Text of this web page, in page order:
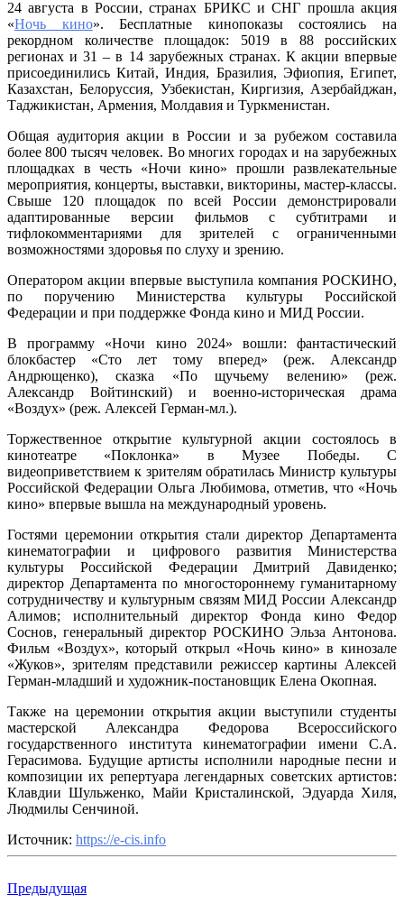
прошла
на
более
чем
5
тысячах
СНГ
и
БРИКС
24 августа в России, странах БРИКС и СНГ прошла акция
«Ночь кино». Бесплатные кинопоказы состоялись на
рекордном количестве площадок: 5019 в 88 российских
регионах и 31 – в 14 зарубежных странах. К акции впервые
присоединились Китай, Индия, Бразилия, Эфиопия, Египет,
Казахстан, Белоруссия, Узбекистан, Киргизия, Азербайджан,
Таджикистан, Армения, Молдавия и Туркменистан.
Общая аудитория акции в России и за рубежом составила
более 800 тысяч человек. Во многих городах и на зарубежных
площадках в честь «Ночи кино» прошли развлекательные
мероприятия, концерты, выставки, викторины, мастер-классы.
Свыше 120 площадок по всей России демонстрировали
адаптированные версии фильмов с субтитрами и
тифлокомментариями для зрителей с ограниченными
возможностями здоровья по слуху и зрению.
Оператором акции впервые выступила компания РОСКИНО,
по поручению Министерства культуры Российской
Федерации и при поддержке Фонда кино и МИД России.
В программу «Ночи кино 2024» вошли: фантастический
блокбастер «Сто лет тому вперед» (реж. Александр
Андрющенко), сказка «По щучьему велению» (реж.
Александр Войтинский) и военно-историческая драма
«Воздух» (реж. Алексей Герман-мл.).
Торжественное открытие культурной акции состоялось в
кинотеатре «Поклонка» в Музее Победы. С
видеоприветствием к зрителям обратилась Министр культуры
Российской Федерации Ольга Любимова, отметив, что «Ночь
кино» впервые вышла на международный уровень.
Гостями церемонии открытия стали директор Департамента
кинематографии и цифрового развития Министерства
культуры Российской Федерации Дмитрий Давиденко;
директор Департамента по многостороннему гуманитарному
сотрудничеству и культурным связям МИД России Александр
Алимов; исполнительный директор Фонда кино Федор
Соснов, генеральный директор РОСКИНО Эльза Антонова.
Фильм «Воздух», который открыл «Ночь кино» в кинозале
«Жуков», зрителям представили режиссер картины Алексей
Герман-младший и художник-постановщик Елена Окопная.
Также на церемонии открытия акции выступили студенты
мастерской Александра Федорова Всероссийского
государственного института кинематографии имени С.А.
Герасимова. Будущие артисты исполнили народные песни и
композиции их репертуара легендарных советских артистов:
Клавдии Шульженко, Майи Кристалинской, Эдуарда Хиля,
Людмилы Сенчиной.
Источник: https://e-cis.info
Предыдущая